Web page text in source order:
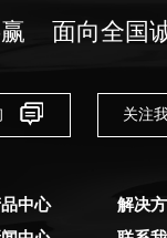
赢 面向全国
关注
中心
解决